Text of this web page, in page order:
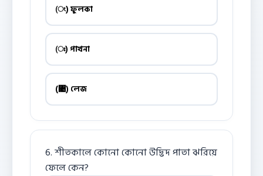
(ং) ফুলকা
(ঃ) পাখনা
(঄) লেজ
6. শীতকালে কোনো কোনো উদ্ভিদ পাতা ঝরিয়ে
ফেলে কেন?